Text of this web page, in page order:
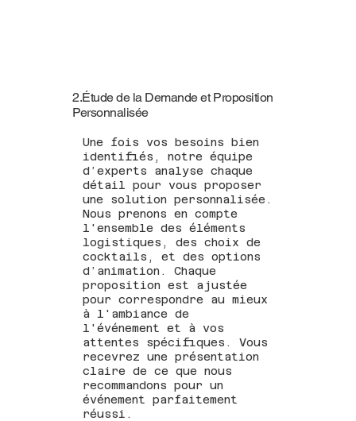
2.Étude de la Demande et Proposition
Personnalisée
Une fois vos besoins bien
identifiés, notre équipe
d’experts analyse chaque
détail pour vous proposer
une solution personnalisée.
Nous prenons en compte
l'ensemble des éléments
logistiques, des choix de
cocktails, et des options
d’animation. Chaque
proposition est ajustée
pour correspondre au mieux
à l'ambiance de
l'événement et à vos
attentes spécifiques. Vous
recevrez une présentation
claire de ce que nous
recommandons pour un
événement parfaitement
réussi.